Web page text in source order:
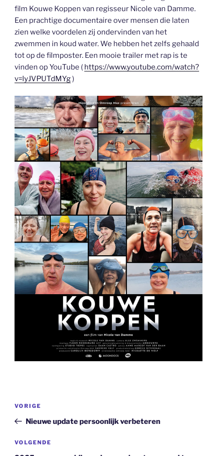
film Kouwe Koppen van regisseur Nicole van Damme.
Een prachtige documentaire over mensen die laten
zien welke voordelen zij ondervinden van het
zwemmen in koud water. We hebben het zelfs gehaald
tot op de filmposter. Een mooie trailer met rap is te
vinden op YouTube ( https://www.youtube.com/watch?
v=lyJVPUTdMYg)
Vorig
bericht
VORIGE
Nieuwe update persoonlijk verbeteren
Volgend
VOLGENDE